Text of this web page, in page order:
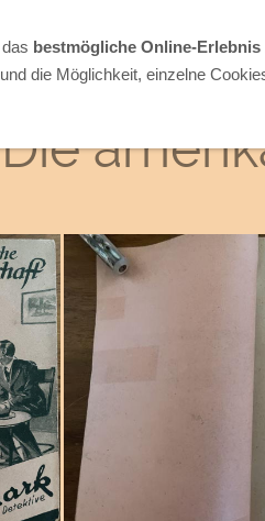
bestmögliche Online-Erlebnis
die Möglichkeit, einzelne